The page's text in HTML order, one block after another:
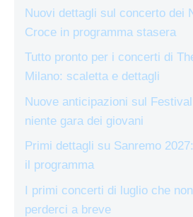
Nuovi dettagli sul concerto dei
Croce in programma stasera
Tutto pronto per i concerti di
Milano: scaletta e dettagli
Nuove anticipazioni sul
niente gara dei giovani
Primi dettagli su Sanremo
il programma
I primi concerti di luglio che
perderci a breve